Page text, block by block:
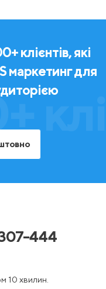
клієнтів, які
маркетинг для
444
10 хвилин.